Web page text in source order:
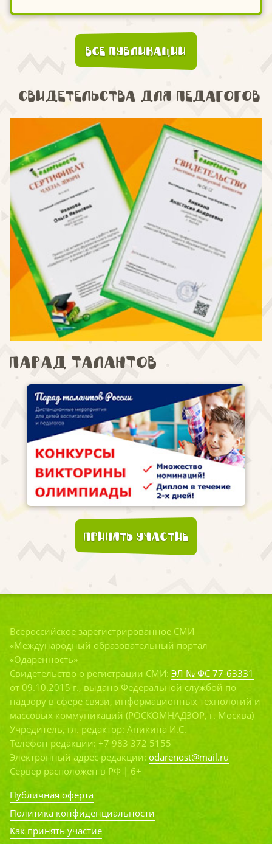
Все публикации
Свидетельства для педагогов
Парад талантов
Принять участие
Всероссийское зарегистрированное СМИ
«Международный образовательный портал
«Одаренность»
Свидетельство о регистрации СМИ: ЭЛ № ФС 77-63331
от 09.10.2015 г., выдано Федеральной службой по
надзору в сфере связи, информационных технологий и
массовых коммуникаций (РОСКОМНАДЗОР, г. Москва)
Учредитель, гл. редактор: Аникина И.С.
Телефон редакции: +7 983 372 5155
Электронный адрес редакции: odarenost@mail.ru
Сервер расположен в РФ | 6+
Публичная оферта
Политика конфиденциальности
Как принять участие